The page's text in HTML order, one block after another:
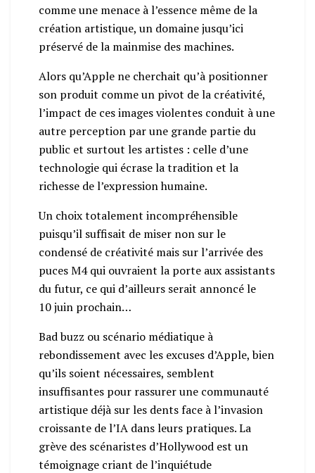
comme une menace à l’essence même de la
création artistique, un domaine jusqu’ici
préservé de la mainmise des machines.
Alors qu’Apple ne cherchait qu’à positionner
son produit comme un pivot de la créativité,
l’impact de ces images violentes conduit à une
autre perception par une grande partie du
public et surtout les artistes : celle d’une
technologie qui écrase la tradition et la
richesse de l’expression humaine.
Un choix totalement incompréhensible
puisqu’il suffisait de miser non sur le
condensé de créativité mais sur l’arrivée des
puces M4 qui ouvraient la porte aux assistants
du futur, ce qui d’ailleurs serait annoncé le
10 juin prochain…
Bad buzz ou scénario médiatique à
rebondissement avec les excuses d’Apple, bien
qu’ils soient nécessaires, semblent
insuffisantes pour rassurer une communauté
artistique déjà sur les dents face à l’invasion
croissante de l’IA dans leurs pratiques. La
grève des scénaristes d’Hollywood est un
témoignage criant de l’inquiétude